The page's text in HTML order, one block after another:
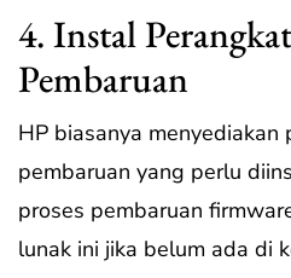
4. Instal
Pembaruan
HP biasanya menyediakan
pembaruan yang perlu
proses pembaruan
lunak ini jika belum ada di